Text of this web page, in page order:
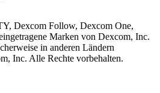
Dexcom Follow, Dexcom One,
Marken von Dexcom, Inc.
in anderen Ländern
Inc. Alle Rechte vorbehalten.